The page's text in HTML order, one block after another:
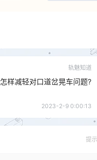
轨魅知道
怎样减轻对口道岔晃车问题?
2023-2-9 0:00:13
提